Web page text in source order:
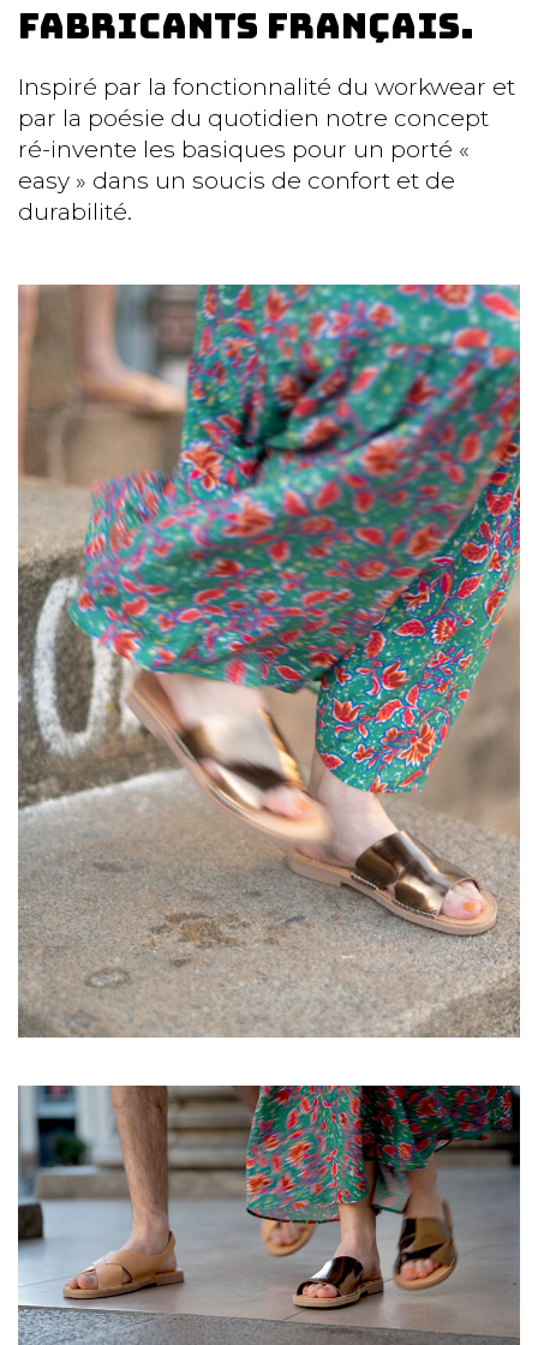
fabricants Français.
Inspiré par la fonctionnalité du workwear et
par la poésie du quotidien notre concept
ré-invente les basiques pour un porté «
easy » dans un soucis de confort et de
durabilité.